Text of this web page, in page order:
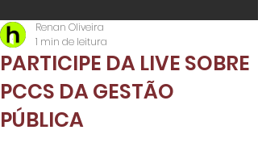
PARTICIPE DA LIVE SOBRE
PCCS DA GESTÃO
PÚBLICA
Renan Oliveira
1 min de leitura